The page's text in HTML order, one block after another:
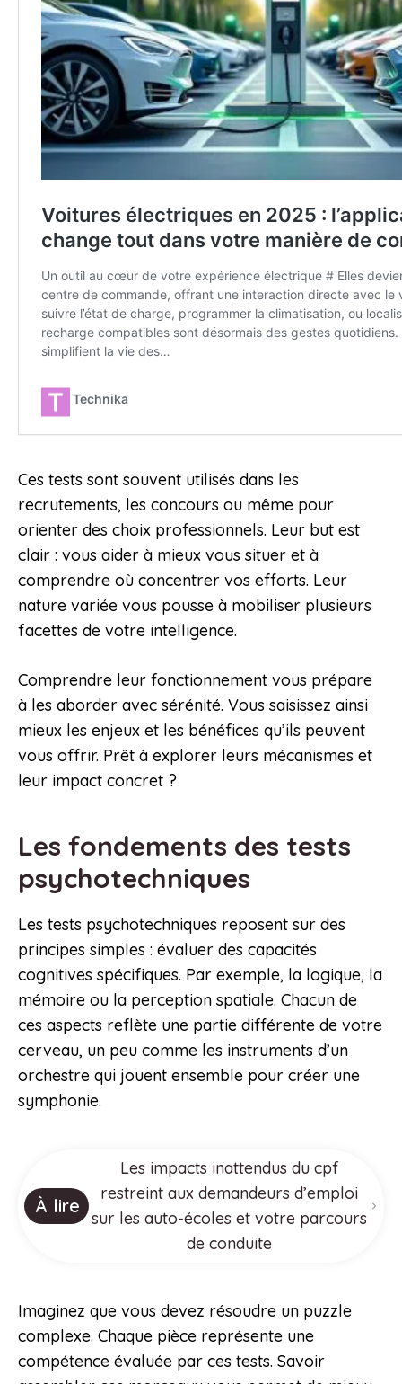
Ces tests sont souvent utilisés dans les
recrutements, les concours ou même pour
orienter des choix professionnels. Leur but est
clair : vous aider à mieux vous situer et à
comprendre où concentrer vos efforts. Leur
nature variée vous pousse à mobiliser plusieurs
facettes de votre intelligence.
Comprendre leur fonctionnement vous prépare
à les aborder avec sérénité. Vous saisissez ainsi
mieux les enjeux et les bénéfices qu’ils peuvent
vous offrir. Prêt à explorer leurs mécanismes et
leur impact concret ?
Les fondements des tests
psychotechniques
Les tests psychotechniques reposent sur des
principes simples : évaluer des capacités
cognitives spécifiques. Par exemple, la logique, la
mémoire ou la perception spatiale. Chacun de
ces aspects reflète une partie différente de votre
cerveau, un peu comme les instruments d’un
orchestre qui jouent ensemble pour créer une
symphonie.
À lire
Les impacts inattendus du cpf
restreint aux demandeurs d’emploi
sur les auto-écoles et votre parcours
de conduite
Imaginez que vous devez résoudre un puzzle
complexe. Chaque pièce représente une
compétence évaluée par ces tests. Savoir